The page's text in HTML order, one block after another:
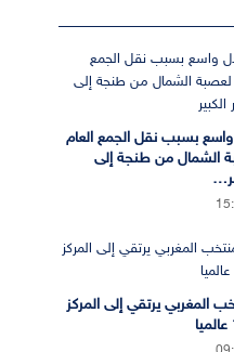
بسبب نقل الجمع العام
الشمال من طنجة إلى
المغربي يرتقي إلى المركز